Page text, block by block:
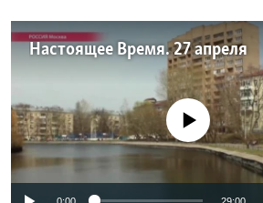
Настоящее Время. 27 апреля
No media source currently